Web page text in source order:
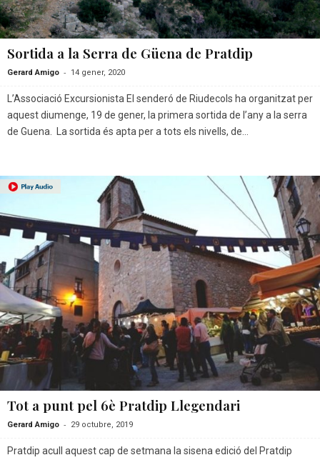
Sortida a la Serra de Güena de Pratdip
Gerard Amigo - 14 gener, 2020
L’Associació Excursionista El senderó de Riudecols ha organitzat per
aquest diumenge, 19 de gener, la primera sortida de l’any a la serra
de Guena. La sortida és apta per a tots els nivells, de...
Tot a punt pel 6è Pratdip Llegendari
Gerard Amigo - 29 octubre, 2019
Pratdip acull aquest cap de setmana la sisena edició del Pratdip